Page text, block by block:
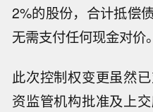
2%的股份，合计抵偿
无需支付任何现金对价。
此次控制权变更虽然
资监管机构批准及上